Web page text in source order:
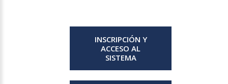
INSCRIPCIÓN Y
ACCESO AL
SISTEMA